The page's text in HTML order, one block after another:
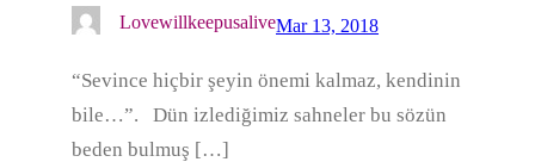
LovewillkeepusaliveMar 13, 2018
“Sevince hiçbir şeyin önemi kalmaz, kendinin
bile…”. Dün izlediğimiz sahneler bu sözün
beden bulmuş […]